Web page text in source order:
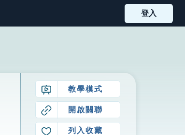
登入
教學模式
開啟關聯
列入收藏